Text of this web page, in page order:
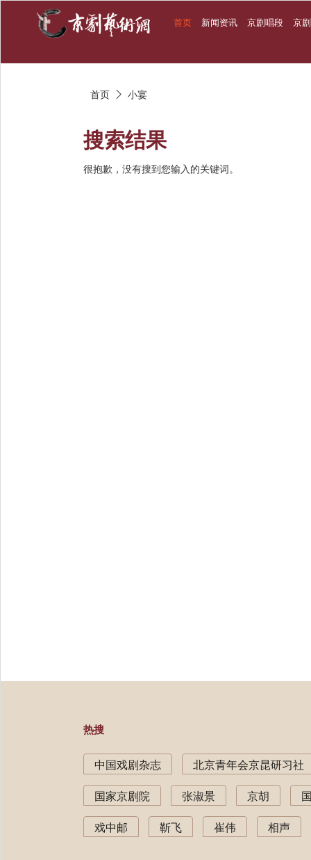
首页 新闻资讯 京剧唱段 京
首页  小宴
搜索结果
很抱歉，没有搜到您输入的关键词。
热搜
中国戏剧杂志
北京青年会京昆研习社
国家京剧院
张淑景 京胡
戏中邮
靳飞 崔伟 相声